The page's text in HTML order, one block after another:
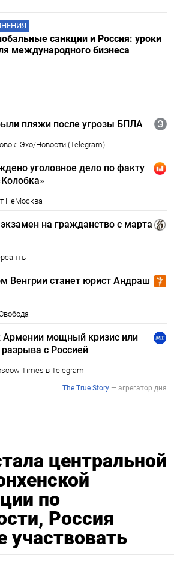
санкции и Россия: уроки
международного бизнеса
центральной
по
Россия
участвовать